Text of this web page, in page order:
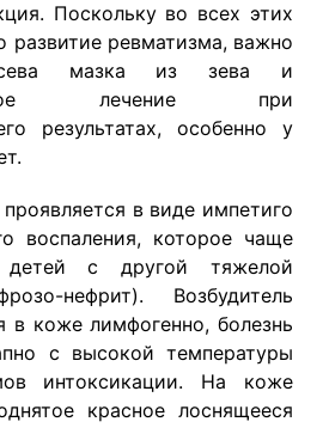
Поскольку во всех этих
развитие ревматизма, важно
мазка из зева и
лечение при
результатах, особенно у
в виде импетиго
воспаления, которое чаще
детей с другой тяжелой
нефрит). Возбудитель
в коже лимфогенно, болезнь
с высокой температуры
интоксикации. На коже
красное лоснящееся